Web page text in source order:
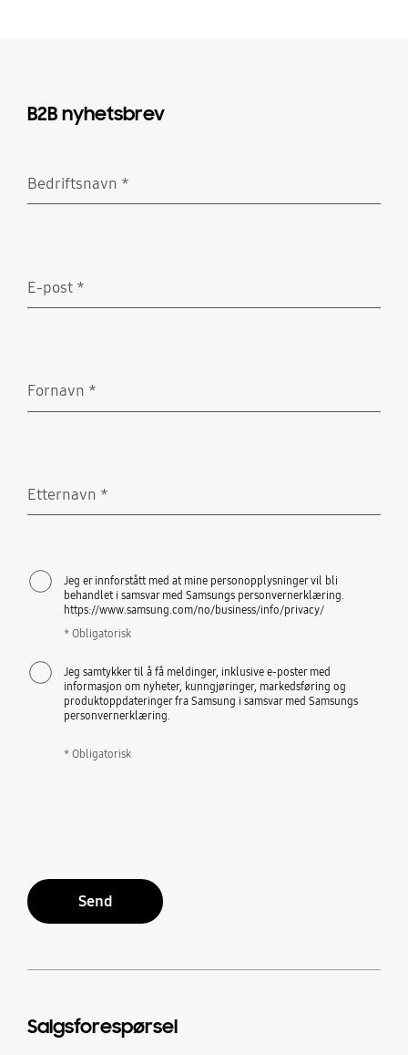
B2B nyhetsbrev
Bedriftsnavn *
E-post *
Fornavn *
Etternavn *
Jeg er innforstått med at mine personopplysninger vil bli
behandlet i samsvar med Samsungs personvernerklæring.
https://www.samsung.com/no/business/info/privacy/
* Obligatorisk
Jeg samtykker til å få meldinger, inklusive e-poster med
informasjon om nyheter, kunngjøringer, markedsføring og
produktoppdateringer fra Samsung i samsvar med Samsungs
personvernerklæring.
* Obligatorisk
Send
Salgsforespørsel